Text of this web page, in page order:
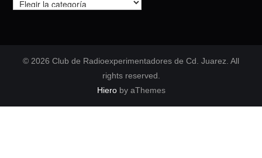
POR
© 2026 Club de Radioexperimentadores de Cd. Juarez. All
rights reserved.
Hieroby aThemes